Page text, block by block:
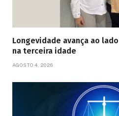
Longevidade avança ao
na terceira idade
AGOSTO 4, 2026